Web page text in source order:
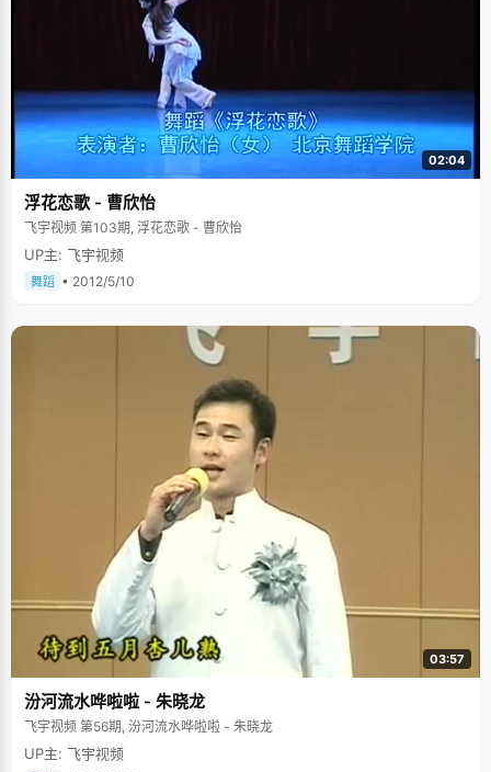
02:04
浮花恋歌 - 曹欣怡
飞宇视频 第103期, 浮花恋歌 - 曹欣怡
UP主: 飞宇视频
舞蹈 • 2012/5/10
03:57
汾河流水哗啦啦 - 朱晓龙
飞宇视频 第56期, 汾河流水哗啦啦 - 朱晓龙
UP主: 飞宇视频